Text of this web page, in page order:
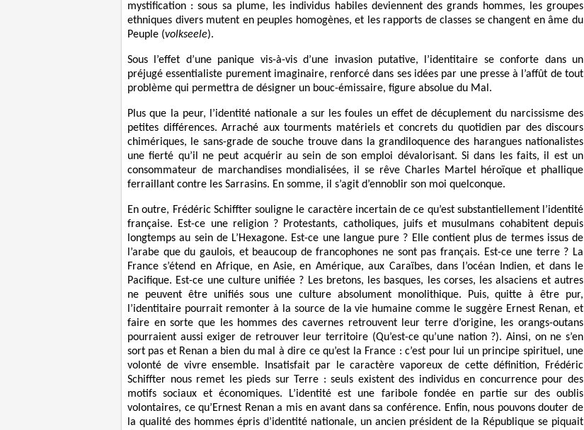
mystification : sous sa plume, les individus habiles deviennent des grands hommes, les groupes
ethniques divers mutent en peuples homogènes, et les rapports de classes se changent en âme du
Peuple (volkseele).
Sous l’effet d’une panique vis-à-vis d’une invasion putative, l’identitaire se conforte dans un
préjugé essentialiste purement imaginaire, renforcé dans ses idées par une presse à l’affût de tout
problème qui permettra de désigner un bouc-émissaire, figure absolue du Mal.
Plus que la peur, l’identité nationale a sur les foules un effet de décuplement du narcissisme des
petites différences. Arraché aux tourments matériels et concrets du quotidien par des discours
chimériques, le sans-grade de souche trouve dans la grandiloquence des harangues nationalistes
une fierté qu’il ne peut acquérir au sein de son emploi dévalorisant. Si dans les faits, il est un
consommateur de marchandises mondialisées, il se rêve Charles Martel héroïque et phallique
ferraillant contre les Sarrasins. En somme, il s’agit d’ennoblir son moi quelconque.
En outre, Frédéric Schiffter souligne le caractère incertain de ce qu’est substantiellement l’identité
française. Est-ce une religion ? Protestants, catholiques, juifs et musulmans cohabitent depuis
longtemps au sein de L’Hexagone. Est-ce une langue pure ? Elle contient plus de termes issus de
l’arabe que du gaulois, et beaucoup de francophones ne sont pas français. Est-ce une terre ? La
France s’étend en Afrique, en Asie, en Amérique, aux Caraïbes, dans l’océan Indien, et dans le
Pacifique. Est-ce une culture unifiée ? Les bretons, les basques, les corses, les alsaciens et autres
ne peuvent être unifiés sous une culture absolument monolithique. Puis, quitte à être pur,
l’identitaire pourrait remonter à la source de la vie humaine comme le suggère Ernest Renan, et
faire en sorte que les hommes des cavernes retrouvent leur terre d’origine, les orangs-outans
pourraient aussi exiger de retrouver leur territoire (Qu’est-ce qu’une nation ?). Ainsi, on ne s’en
sort pas et Renan a bien du mal à dire ce qu’est la France : c’est pour lui un principe spirituel, une
volonté de vivre ensemble. Insatisfait par le caractère vaporeux de cette définition, Frédéric
Schiffter nous remet les pieds sur Terre : seuls existent des individus en concurrence pour des
motifs sociaux et économiques. L’identité est une faribole fondée en partie sur des oublis
volontaires, ce qu’Ernest Renan a mis en avant dans sa conférence. Enfin, nous pouvons douter de
la qualité des hommes épris d’identité nationale, un ancien président de la République se piquait